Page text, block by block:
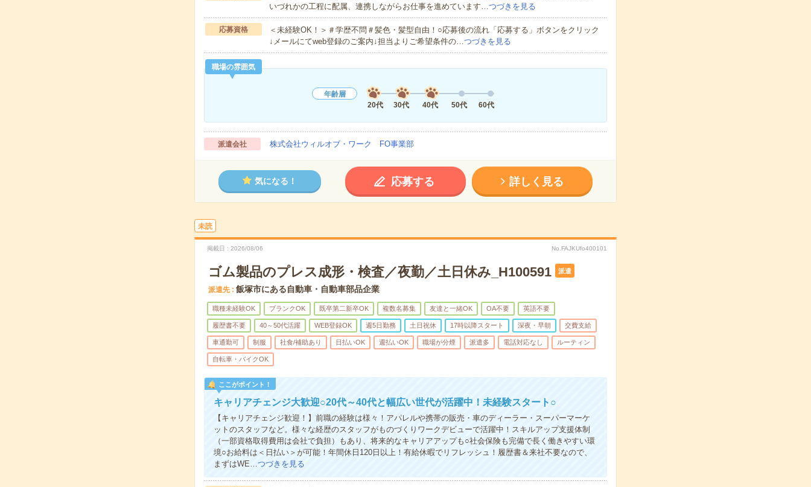
いづれかの工程に配属、連携しながらお仕事を進めています…つづきを見る
応募資格
＜未経験OK！＞＃学歴不問＃髪色・髪型自由！○応募後の流れ「応募する」ボタンをクリック
↓メールにてweb登録のご案内↓担当よりご希望条件の…つづきを見る
職場の雰囲気
年齢層
20代
30代 40代 50代 60代
派遣会社 株式会社ウィルオブ・ワーク FO事業部
気になる！ 応募する 詳しく見る
未読
掲載日 2026/08/06 No.FAJKUfo400101
ゴム製品のプレス成形・検査／夜勤／土日休み_H100591 派遣
派遣先 飯塚市にある自動車・自動車部品企業
職種未経験OK ブランクOK 既卒第二新卒OK 複数名募集 友達と一緒OK OA不要 英語不要
履歴書不要 40～50代活躍 WEB登録OK 週5日勤務 土日祝休 17時以降スタート 深夜・早朝 交費支給
車通勤可 制服 社食/補助あり 日払いOK 週払いOK 職場が分煙 派遣多 電話対応なし ルーティン
自転車・バイクOK
ここがポイント！
キャリアチェンジ大歓迎○20代～40代と幅広い世代が活躍中！未経験スタート○
【キャリアチェンジ歓迎！】前職の経験は様々！アパレルや携帯の販売・車のディーラー・スーパーマーケ
ットのスタッフなど。様々な経歴のスタッフがものづくりワークデビューで活躍中！スキルアップ支援体制
（一部資格取得費用は会社で負担）もあり、将来的なキャリアアップも○社会保険も完備で長く働きやすい環
境○お給料は＜日払い＞が可能！年間休日120日以上！有給休暇でリフレッシュ！履歴書＆来社不要なので、
まずはWE…つづきを見る